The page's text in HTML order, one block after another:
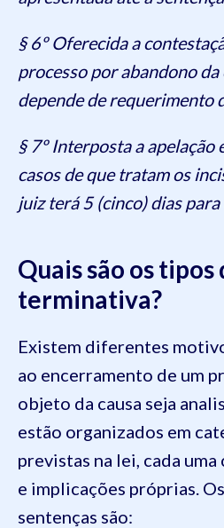
§ 6º Oferecida a
processo por abandono
depende de requerimento
§ 7º Interposta a apelação
casos de que tratam os
juiz terá 5 (cinco) dias
Quais são os tipos
terminativa?
Existem diferentes
ao encerramento de um
objeto da causa seja
estão organizados em
previstas na lei, cada
e implicações próprias.
sentenças são: